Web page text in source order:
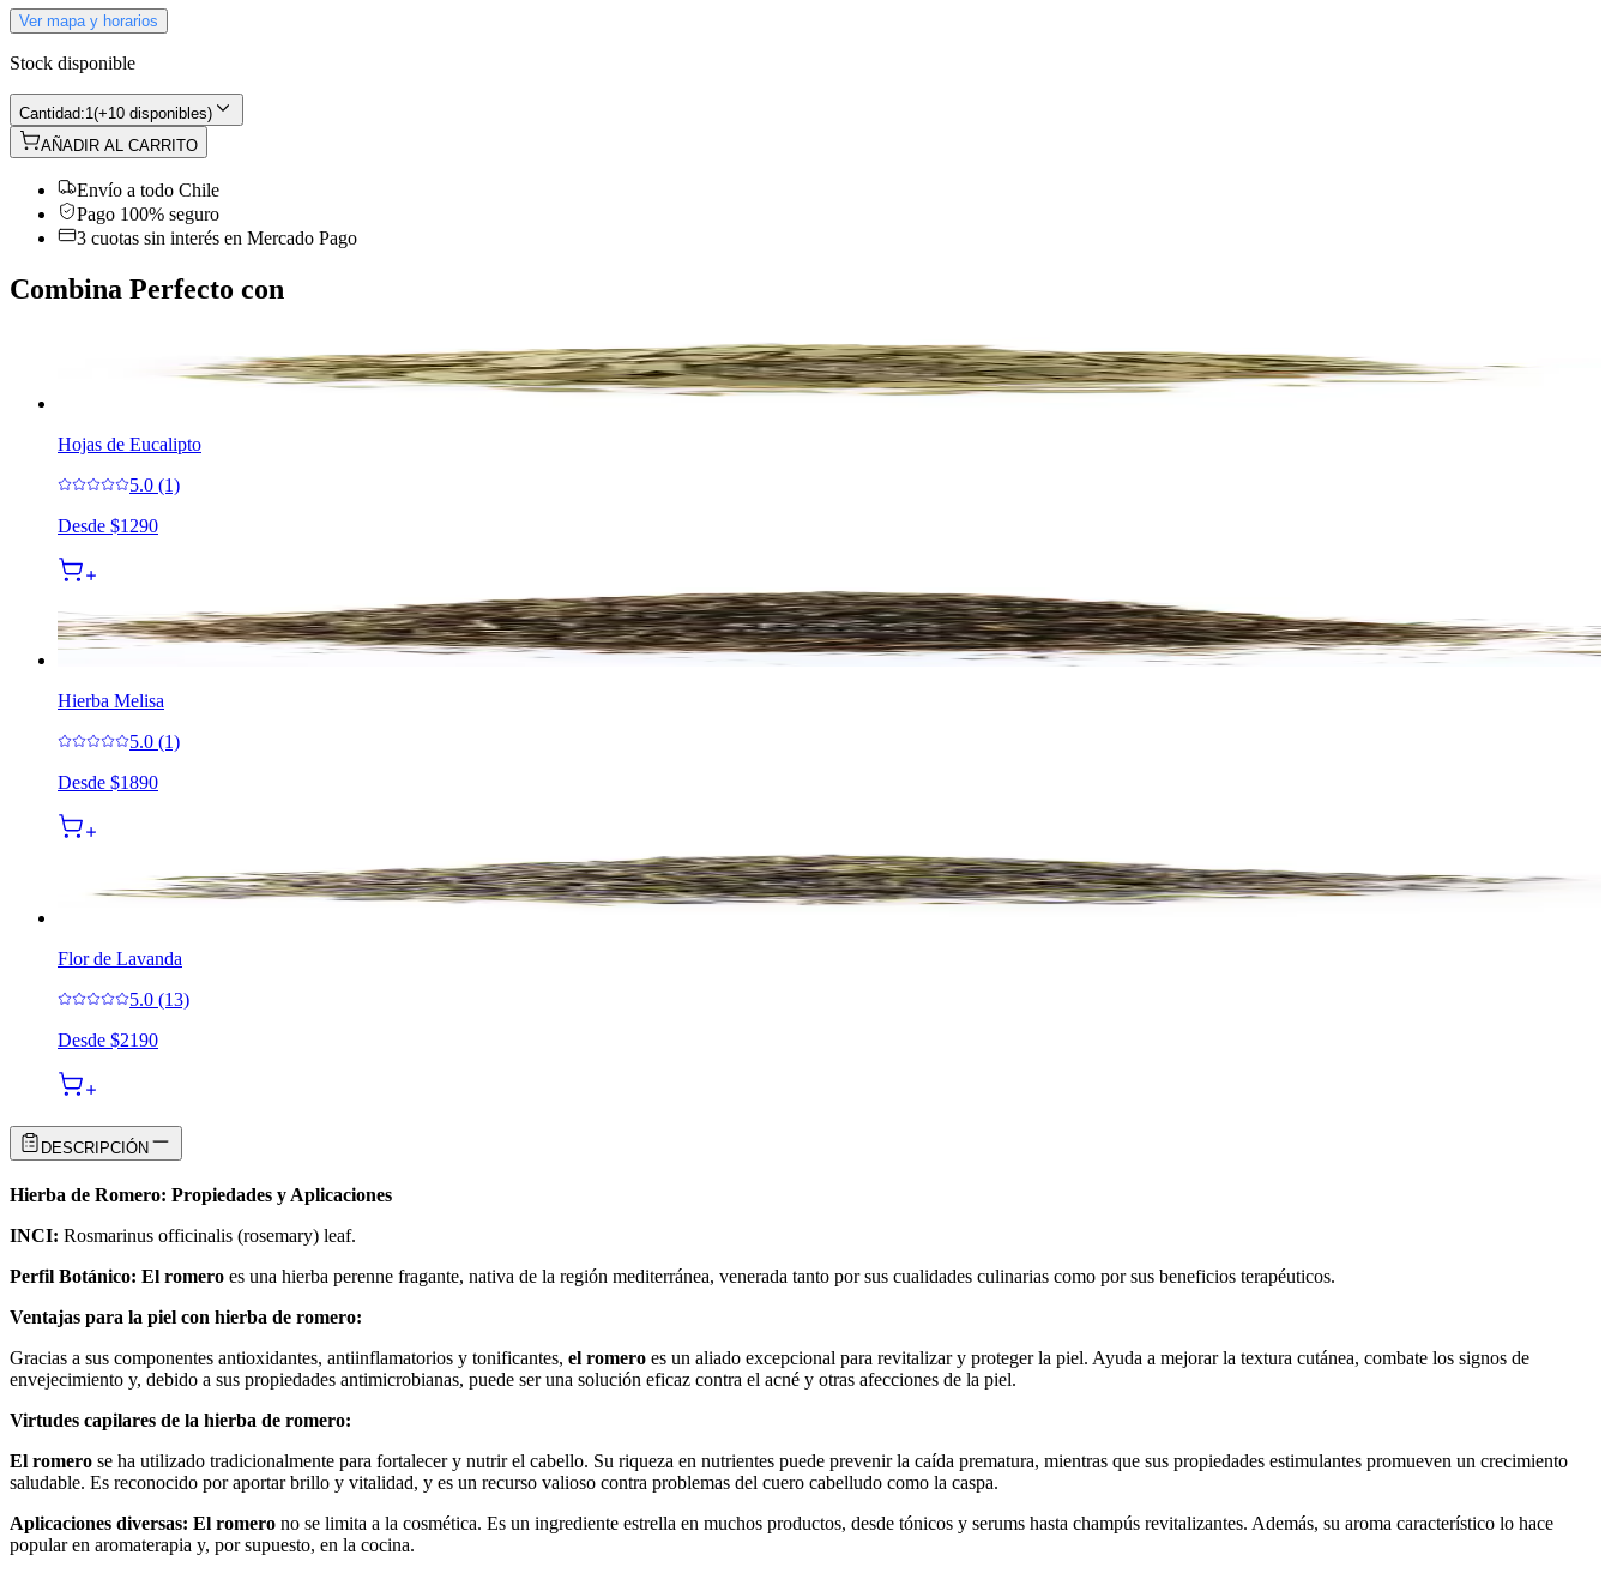
Ver mapa y horarios
Stock disponible
Cantidad:1(+10 disponibles)
AÑADIR AL CARRITO
Envío a todo Chile
Pago 100% seguro
3 cuotas sin interés en Mercado Pago
Combina Perfecto con
Hojas de Eucalipto
5.0 (1)
Desde $1290
Hierba Melisa
5.0 (1)
Desde $1890
Flor de Lavanda
5.0 (13)
Desde $2190
DESCRIPCIÓN
Hierba de Romero: Propiedades y Aplicaciones
INCI: Rosmarinus officinalis (rosemary) leaf.
Perfil Botánico: El romero es una hierba perenne fragante, nativa de la región mediterránea, venerada tanto por sus cualidades culinarias como por sus beneficios terapéuticos.
Ventajas para la piel con hierba de romero:
Gracias a sus componentes antioxidantes, antiinflamatorios y tonificantes, el romero es un aliado excepcional para revitalizar y proteger la piel. Ayuda a mejorar la textura cutánea, combate los signos de
envejecimiento y, debido a sus propiedades antimicrobianas, puede ser una solución eficaz contra el acné y otras afecciones de la piel.
Virtudes capilares de la hierba de romero:
El romero se ha utilizado tradicionalmente para fortalecer y nutrir el cabello. Su riqueza en nutrientes puede prevenir la caída prematura, mientras que sus propiedades estimulantes promueven un crecimiento
saludable. Es reconocido por aportar brillo y vitalidad, y es un recurso valioso contra problemas del cuero cabelludo como la caspa.
Aplicaciones diversas: El romero no se limita a la cosmética. Es un ingrediente estrella en muchos productos, desde tónicos y serums hasta champús revitalizantes. Además, su aroma característico lo hace
popular en aromaterapia y, por supuesto, en la cocina.